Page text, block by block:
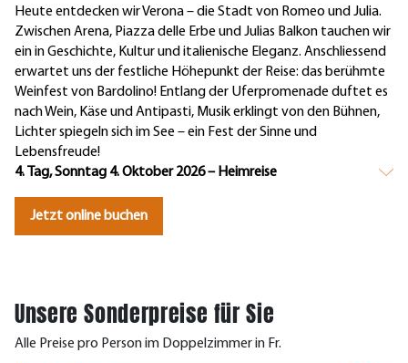
Heute entdecken wir Verona – die Stadt von Romeo und Julia.
Zwischen Arena, Piazza delle Erbe und Julias Balkon tauchen wir
ein in Geschichte, Kultur und italienische Eleganz. Anschliessend
erwartet uns der festliche Höhepunkt der Reise: das berühmte
Weinfest von Bardolino! Entlang der Uferpromenade duftet es
nach Wein, Käse und Antipasti, Musik erklingt von den Bühnen,
Lichter spiegeln sich im See – ein Fest der Sinne und
Lebensfreude!
4. Tag, Sonntag 4. Oktober 2026 – Heimreise
Jetzt online buchen
Unsere Sonderpreise für Sie
Alle Preise pro Person im Doppelzimmer in Fr.